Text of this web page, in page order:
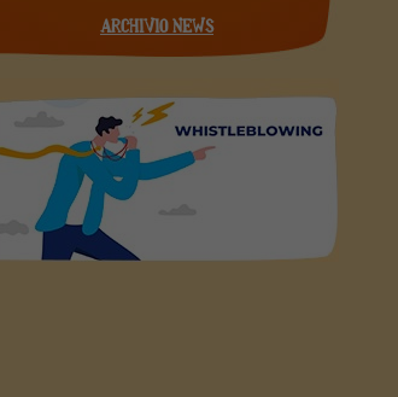
ARCHIVIO NEWS